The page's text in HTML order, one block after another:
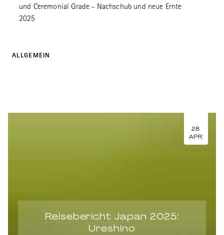
und Ceremonial Grade - Nachschub und neue Ernte
2025
ALLGEMEIN
28
APR
Reisebericht Japan 2025:
Ureshino